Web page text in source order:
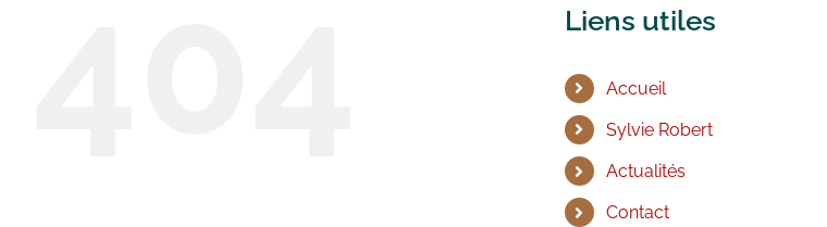
Liens utiles
Accueil
Sylvie Robert
Actualités
Contact